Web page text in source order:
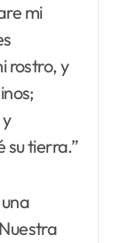
mi
rostro, y
su tierra.”